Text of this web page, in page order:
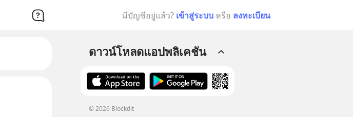
มีบัญชีอยู่แล้ว? เข้าสู่ระบบ หรือ ลงทะเบียน
ดาวน์โหลดแอปพลิเคชัน
© 2026 Blockdit